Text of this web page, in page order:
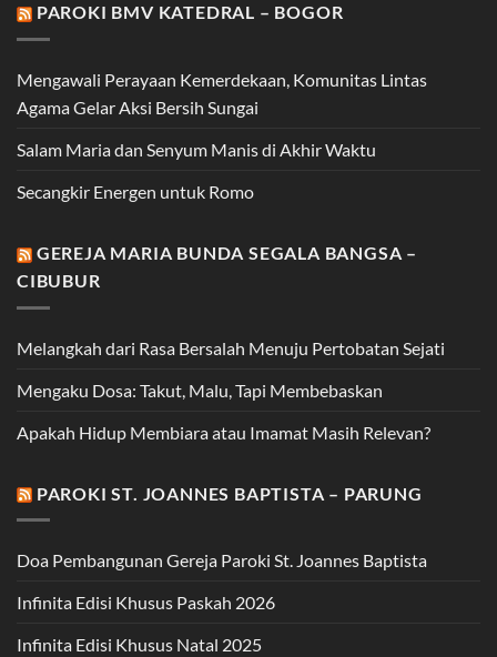
PAROKI BMV KATEDRAL – BOGOR
Mengawali Perayaan Kemerdekaan, Komunitas Lintas
Agama Gelar Aksi Bersih Sungai
Salam Maria dan Senyum Manis di Akhir Waktu
Secangkir Energen untuk Romo
GEREJA MARIA BUNDA SEGALA BANGSA –
CIBUBUR
Melangkah dari Rasa Bersalah Menuju Pertobatan Sejati
Mengaku Dosa: Takut, Malu, Tapi Membebaskan
Apakah Hidup Membiara atau Imamat Masih Relevan?
PAROKI ST. JOANNES BAPTISTA – PARUNG
Doa Pembangunan Gereja Paroki St. Joannes Baptista
Infinita Edisi Khusus Paskah 2026
Infinita Edisi Khusus Natal 2025